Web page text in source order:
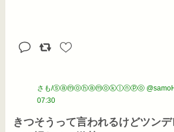
さも/ⓢⓐⓜⓞⓗⓐⓜⓞⓚⓛⓝⓟⓞ
07:30
きつそうって言われるけどツン